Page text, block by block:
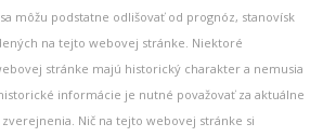
môžu podstatne odlišovať od prognóz, stanovísk
na tejto webovej stránke. Niektoré
stránke majú historický charakter a nemusia
informácie je nutné považovať za aktuálne
Nič na tejto webovej stránke si